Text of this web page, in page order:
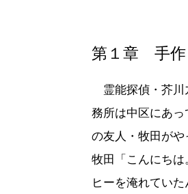
第１章 手作
霊能探偵・芥川
務所は中区にあっ
の友人・牧田がや
牧田「こんにち
ヒーを淹れていた